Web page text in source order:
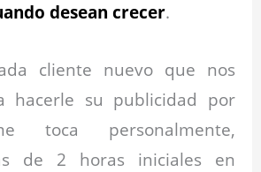
desean crecer.
cliente nuevo que nos
hacerle su publicidad por
toca personalmente,
de 2 horas iniciales en